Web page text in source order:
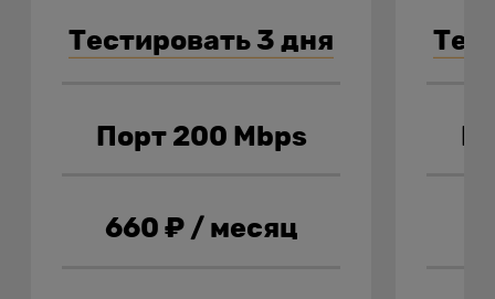
Тестировать 3 дня
Порт 200 Mbps
660 ₽ / месяц